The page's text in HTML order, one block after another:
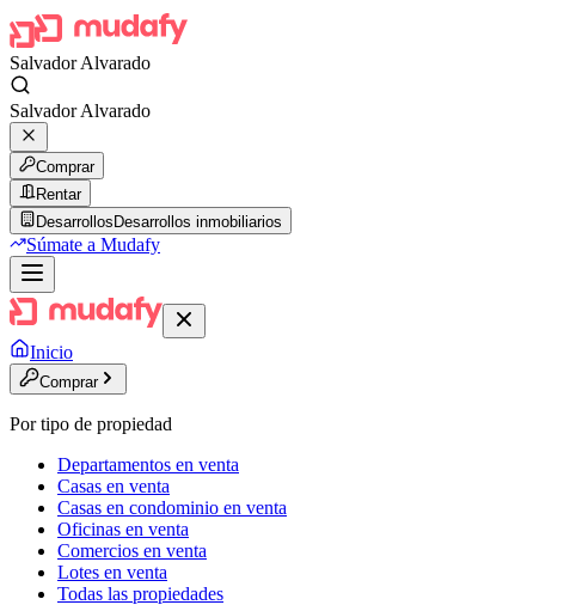
Salvador Alvarado
Salvador Alvarado
Comprar
Rentar
Desarrollos Desarrollos inmobiliarios
Súmate a Mudafy
Inicio
Comprar
Por tipo de propiedad
Departamentos en venta
Casas en venta
Casas en condominio en venta
Oficinas en venta
Comercios en venta
Lotes en venta
Todas las propiedades